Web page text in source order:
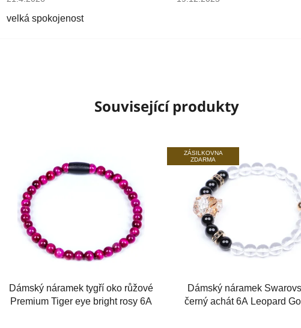
velká spokojenost
Související produkty
Dámský náramek tygří oko růžové
Premium Tiger eye bright rosy 6A
ZÁSILKOVNA
ZDARMA
Dámský náramek
černý achát 6A Leopard